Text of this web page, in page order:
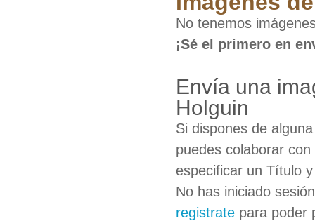
No tenemos
¡Sé el primero en
Envía una
Holguin
Si dispones de
puedes colaborar
especificar un Título
No has iniciado
registrate para poder